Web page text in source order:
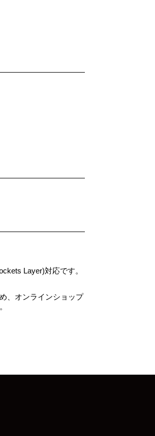
Layer)対応です。
、オンラインショップ